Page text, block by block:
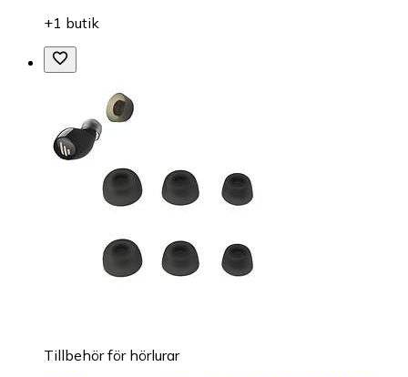
+1 butik
Tillbehör för hörlurar